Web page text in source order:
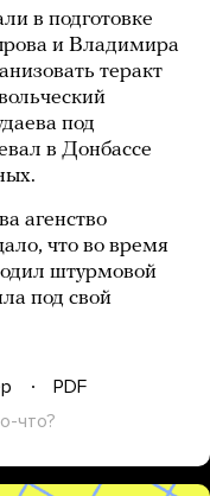
в подготовке
и Владимира
теракт
под
в Донбассе
агенство
что во время
штурмовой
под свой
PDF
что?